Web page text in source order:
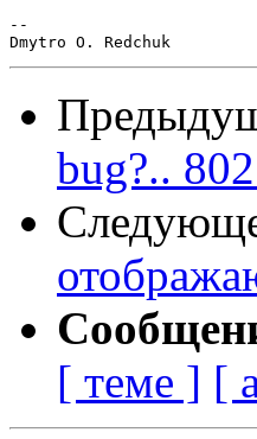
--
bug?..
[ теме ] [